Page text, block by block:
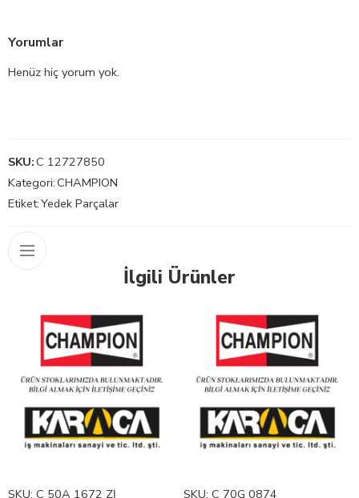
Yorumlar
Henüz hiç yorum yok.
SKU:C 12727850
Kategori:CHAMPION
Etiket:Yedek Parçalar
İlgili Ürünler
SKU: C 50A 1672 Zİ SKU: C 70G 0874